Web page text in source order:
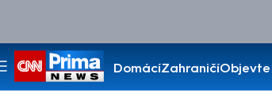
DomácíZahraničíObjevte
Pořady